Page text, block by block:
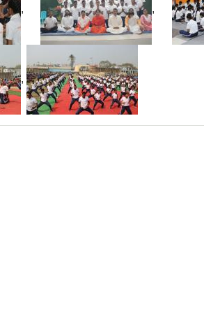
, ,
,